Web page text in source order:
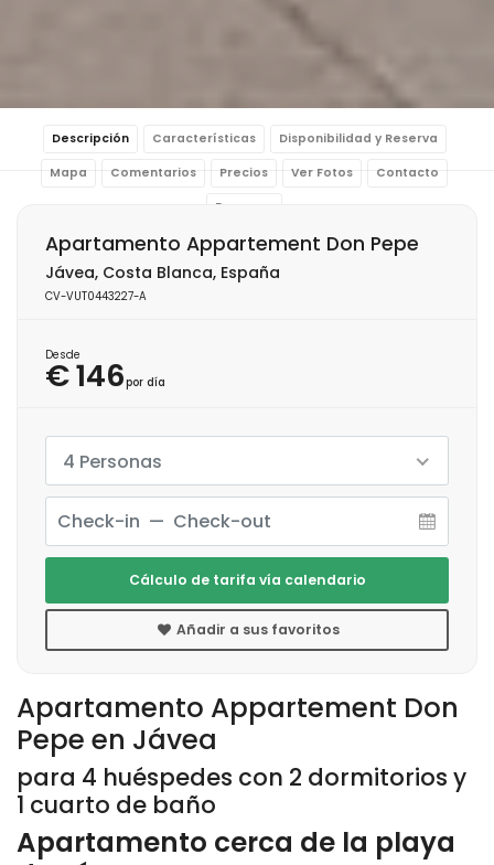
Descripción Características Disponibilidad y Reserva
Mapa Comentarios Precios Ver Fotos Contacto
Reservar
Apartamento Appartement Don
Pepe en Jávea
para 4 huéspedes con 2 dormitorios y
1 cuarto de baño
Apartamento cerca de la playa
Apartamento Appartement Don Pepe
Jávea, Costa Blanca, España
CV-VUT0443227-A
Desde
€ 146por día
4 Personas
Cálculo de tarifa vía calendario
Añadir a sus favoritos